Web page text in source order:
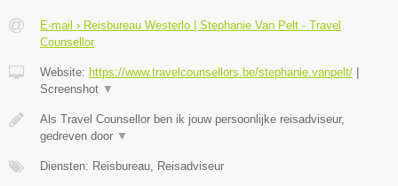
E-mail › Reisbureau Westerlo | Stephanie Van Pelt - Travel
Counsellor
Website: https://www.travelcounsellors.be/stephanie.vanpelt/
Screenshot ▼
Als Travel Counsellor ben ik jouw persoonlijke reisadviseur,
gedreven door ▼
Diensten: Reisbureau, Reisadviseur